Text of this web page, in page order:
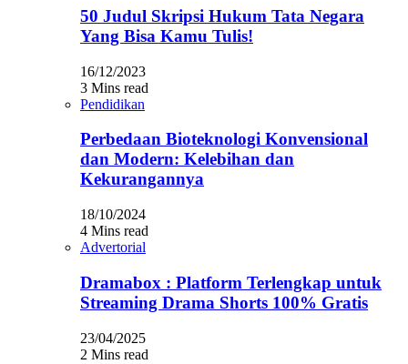
50 Judul Skripsi Hukum Tata Negara
Yang Bisa Kamu Tulis!
16/12/2023
3 Mins read
Pendidikan
Perbedaan Bioteknologi Konvensional
dan Modern: Kelebihan dan
Kekurangannya
18/10/2024
4 Mins read
Advertorial
Dramabox : Platform Terlengkap untuk
Streaming Drama Shorts 100% Gratis
23/04/2025
2 Mins read